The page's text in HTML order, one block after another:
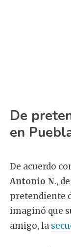
De
en
De acuerdo
Antonio N.,
pretendiente
imaginó que
amigo, la